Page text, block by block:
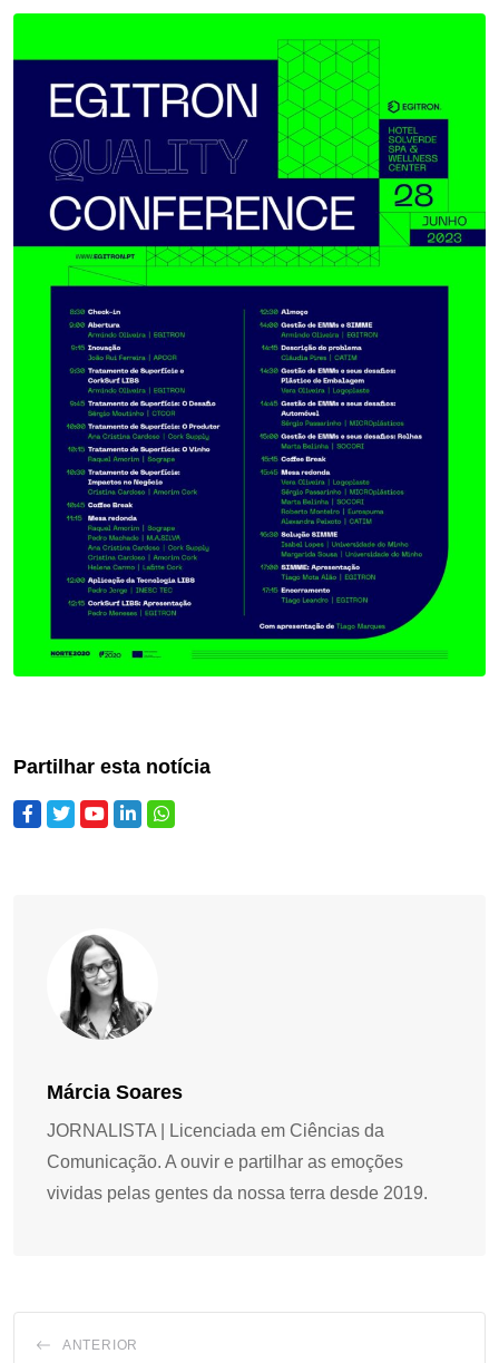
Partilhar esta notícia
Márcia Soares
JORNALISTA | Licenciada em Ciências da
Comunicação. A ouvir e partilhar as emoções
vividas pelas gentes da nossa terra desde 2019.
ANTERIOR